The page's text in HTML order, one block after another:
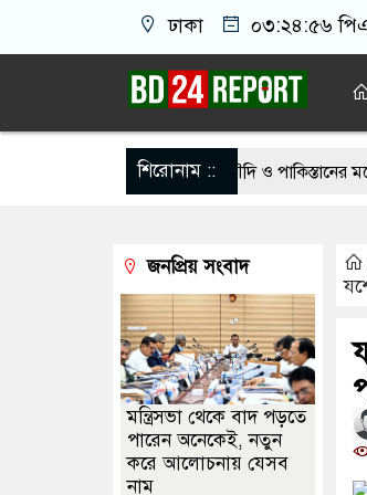
ঢাকা ০৩:২৪:৫৬
শিরোনাম ::
জোরদারে তুরস্ক, সৌদি ও পাকিস্তানের মধ্যে চুক্তি
দেশে ফিরতে চান সাকিব চট্টগ্রামে নওফেলের
মার্কিন ঘাঁটিতে নিখুঁত হামলা চালান ইরানি
ছবি তুলে লন্ডনে বয়ফ্রেন্ডের কাছে পাঠাতেন ইসলামী
জনপ্রিয় সংবাদ
মন্ত্রিসভা থেকে বাদ পড়তে
পারেন অনেকেই, নতুন
করে আলোচনায় যেসব
নাম